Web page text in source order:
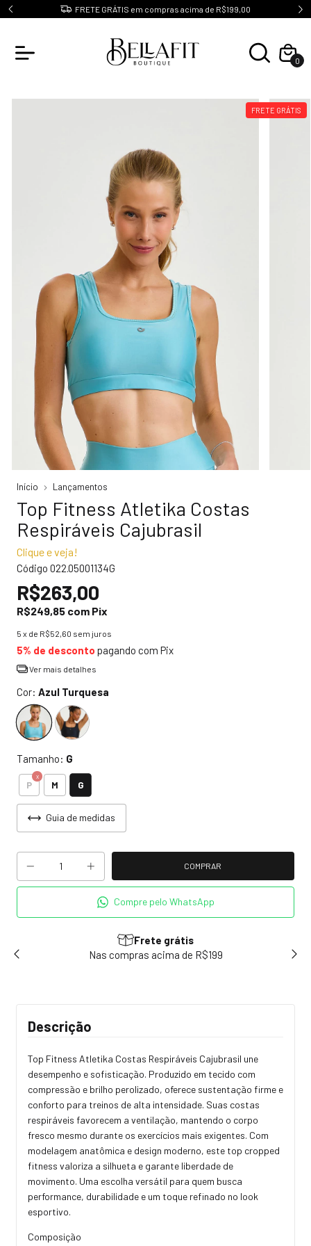
FRETE GRÁTIS em compras acima de R$199,00
0
FRETE GRÁTIS
Início Lançamentos
Top Fitness Atletika Costas
Respiráveis Cajubrasil
Clique e veja!
Código 022.05001134G
R$263,00
R$249,85 com Pix
5 x de R$52,60 sem juros
5% de desconto pagando com Pix
Ver mais detalhes
Cor: Azul Turquesa
Tamanho: G
P M G
Guia de medidas
Compre pelo WhatsApp
Frete grátis
Nas compras acima de R$199
Descrição
Top Fitness Atletika Costas Respiráveis Cajubrasil une
desempenho e sofisticação. Produzido em tecido com
compressão e brilho perolizado, oferece sustentação firme e
conforto para treinos de alta intensidade. Suas costas
respiráveis favorecem a ventilação, mantendo o corpo
fresco mesmo durante os exercícios mais exigentes. Com
modelagem anatômica e design moderno, este top cropped
fitness valoriza a silhueta e garante liberdade de
movimento. Uma escolha versátil para quem busca
performance, durabilidade e um toque refinado no look
esportivo.
Composição